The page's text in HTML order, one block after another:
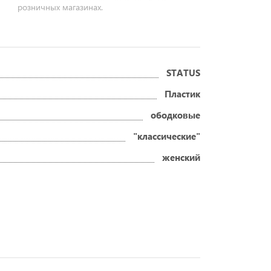
розничных магазинах.
STATUS
Пластик
ободковые
"классические"
женский